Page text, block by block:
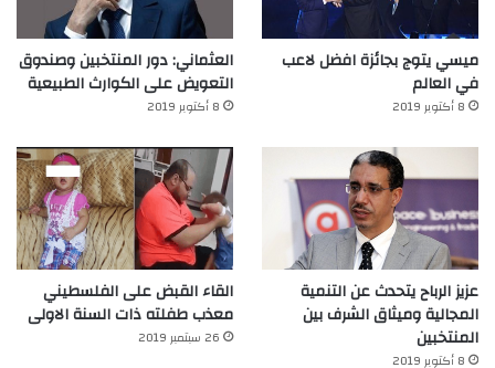
ميسي يتوج بجائزة افضل لاعب
في العالم‎
8 أكتوبر 2019
العثماني: دور المنتخبين وصندوق
التعويض على الكوارث الطبيعية
8 أكتوبر 2019
عزيز الرباح يتحدث عن التنمية
المجالية وميثاق الشرف بين
المنتخبين
8 أكتوبر 2019
القاء القبض على الفلسطيني
معذب طفلته ذات السنة الاولى
26 سبتمبر 2019